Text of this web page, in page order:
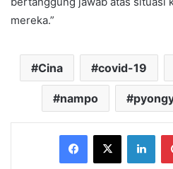
mereka.”
Cina covid-19
nampo
Facebook
X